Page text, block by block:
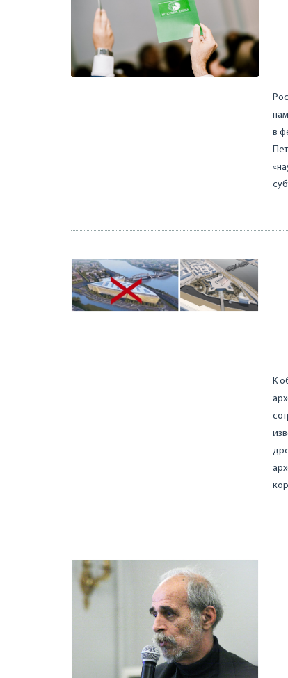
в
К